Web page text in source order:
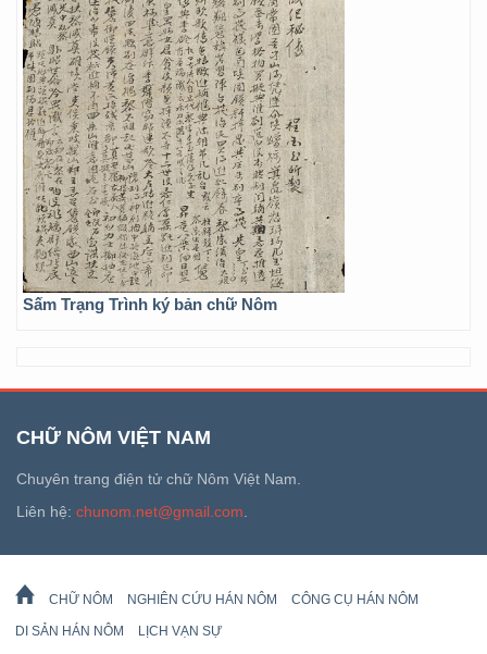
Sấm Trạng Trình ký bản chữ Nôm
CHỮ NÔM VIỆT NAM
Chuyên trang điện tử chữ Nôm Việt Nam.
Liên hệ: chunom.net@gmail.com
CHỮ NÔM NGHIÊN CỨU HÁN NÔM CÔNG CỤ HÁN NÔM
DI SẢN HÁN NÔM LỊCH VẠN SỰ